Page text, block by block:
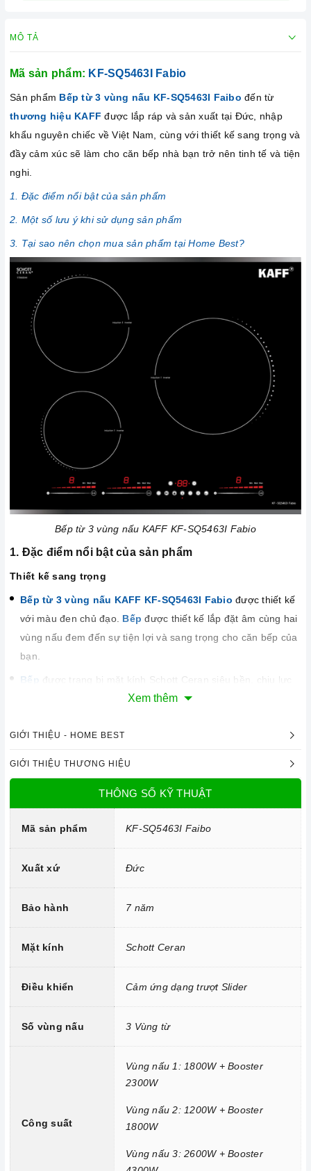
MÔ TẢ
Mã sản phẩm: KF-SQ5463I Fabio
Sản phẩm Bếp từ 3 vùng nấu KF-SQ5463I Faibo đến từ
thương hiệu KAFFđược lắp ráp và sản xuất tại Đức, nhập
khẩu nguyên chiếc về Việt Nam, cùng với thiết kế sang trọng và
đầy cảm xúc sẽ làm cho căn bếp nhà bạn trở nên tinh tế và tiện
nghi.
1. Đặc điểm nổi bật của sản phẩm
2. Một số lưu ý khi sử dụng sản phẩm
3. Tại sao nên chọn mua sản phẩm tại Home Best?
Bếp từ 3 vùng nấu KAFF KF-SQ5463I Fabio
1. Đặc điểm nổi bật của sản phẩm
Thiết kế sang trọng
Bếp từ 3 vùng nấu KAFF KF-SQ5463I Fabio được thiết kế
với màu đen chủ đạo. Bếp được thiết kế lắp đặt âm cùng hai
vùng nấu đem đến sự tiện lợi và sang trọng cho căn bếp của
bạn.
Bếp
được trang bị mặt kính Schott Ceran siêu bền, chịu lực
và chịu nhiệt tốt, dễ vệ sinh.
Mặt kính Schott Ceran chịu lực, chịu nhiệt
Công nghệ hiện đại
Bo mạch IGBT SIMENS Made in Germany.
Đầu đốt EGO Made in Germany.
Công nghệ biến tần INVERTER tiết kiệm 40% điện năng.
Trang bị 9 dải công suất nấu.
Xem thêm
GIỚI THIỆU - HOME BEST
GIỚI THIỆU THƯƠNG HIỆU
THÔNG SỐ KỸ THUẬT
Mã sản phẩm KF-SQ5463I Faibo
Xuất xứ Đức
Bảo hành 7 năm
Mặt kính Schott Ceran
Điều khiển Cảm ứng dạng trượt Slider
Số vùng nấu 3 Vùng từ
Công suất
Vùng nấu 1: 1800W + Booster
2300W
Vùng nấu 2: 1200W + Booster
1800W
Vùng nấu 3: 2600W + Booster